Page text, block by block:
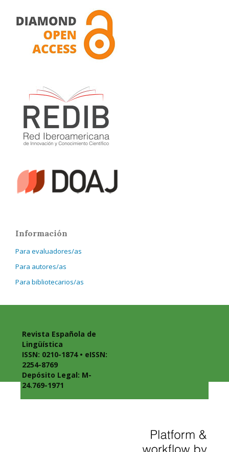
Información
Para evaluadores/as
Para autores/as
Para bibliotecarios/as
Revista Española de
Lingüística
ISSN: 0210-1874 • eISSN:
2254-8769
Depósito Legal: M-
24.769-1971